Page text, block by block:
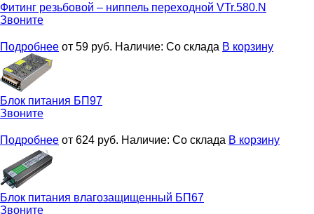
Фитинг резьбовой – ниппель переходной VTr.580.N
Звоните
Подробнее от 59 руб. Наличие: Со склада В корзину
Блок питания БП97
Звоните
Подробнее от 624 руб. Наличие: Со склада В корзину
Блок питания влагозащищенный БП67
Звоните